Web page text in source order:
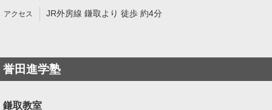
JR外房線 鎌取より 徒歩 約4分
誉田進学塾
鎌取教室